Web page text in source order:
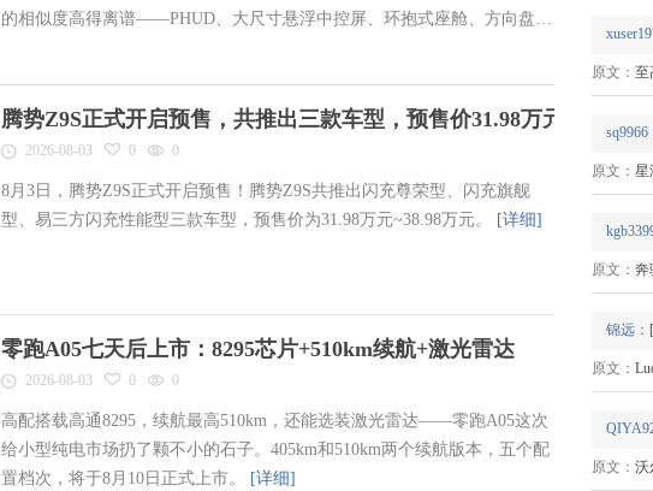
的相似度高得离谱——PHUD、大尺寸悬浮中控屏、环抱式座舱、方向盘轮
腾势Z9S正式开启预售，共推出三款车型，预售价31.98万元-38.98万
2026-08-03 0 0
8月3日，腾势Z9S正式开启预售！腾势Z9S共推出闪充尊荣型、闪充旗舰
型、易三方闪充性能型三款车型，预售价为31.98万元~38.98万元。
[详细]
零跑A05七天后上市：8295芯片+510km续航+激光雷达
2026-08-03 0 0
高配搭载高通8295，续航最高510km，还能选装激光雷达——零跑A05这次
给小型纯电市场扔了颗不小的石子。405km和510km两个续航版本，五个配
置档次，将于8月10日正式上市。
[详细]
原文： 至
sq9966
原文： 星
原文： 奔
锦远：
原文：
原文： 沃